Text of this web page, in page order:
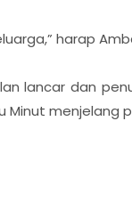
harap
lancar dan
menjelang